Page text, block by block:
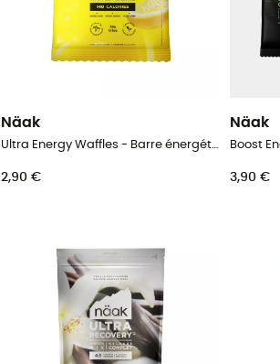
Näak
Ultra Energy Waffles - Barre énergétique
2,90 €
Näak
3,90 €